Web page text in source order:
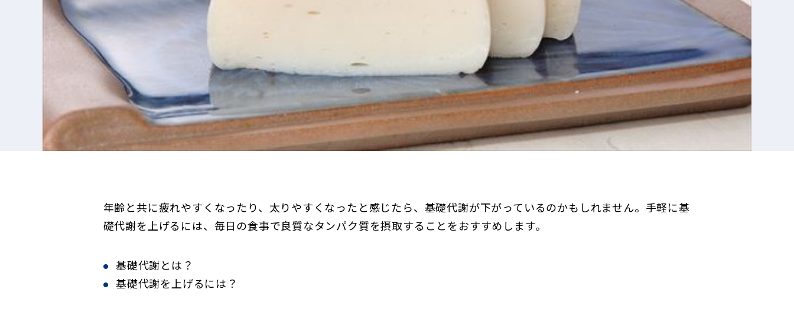
年齢と共に疲れやすくなったり、太りやすくなったと感じたら、基礎代謝が下がっているのかもしれません。手軽に基
礎代謝を上げるには、毎日の食事で良質なタンパク質を摂取することをおすすめします。
基礎代謝とは？
基礎代謝を上げるには？